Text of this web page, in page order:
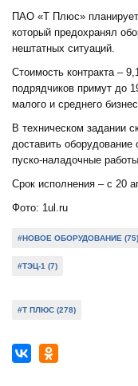
ПАО «Т Плюс» планирует
который предохранял
нештатных ситуаций.
Стоимость контракта –
подрядчиков примут до
малого и среднего
В техническом задании
доставить оборудование
пуско-наладочные работы.
Срок исполнения – с 20
Фото: 1ul.ru
#НОВОЕ ОБОРУДОВАНИЕ (75)
#ТЭЦ-1 (7)
#Т ПЛЮС (278)